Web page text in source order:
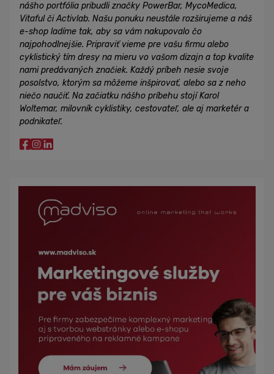
nášho portfólia pribudli značky PowerBar, MycoMedica,
Vitaful či Activlab. Našu ponuku neustále rozširujeme a náš
e-shop ladíme tak, aby sa vám nakupovalo čo
najpohodlnejšie. Pripraviť vieme pre vašu firmu alebo
cyklistický tím dresy na mieru vo vašom dizajn a top kvalite
nami predávaných značiek. Každý príbeh nesie svoje
posolstvo, ktorým sa môžeme inšpirovať, alebo sa z neho
niečo naučiť. Na začiatku nášho príbehu stojí Karol
Woltemar, milovník cyklistiky, cestovateľ, ale aj marketér a
podnikateľ.